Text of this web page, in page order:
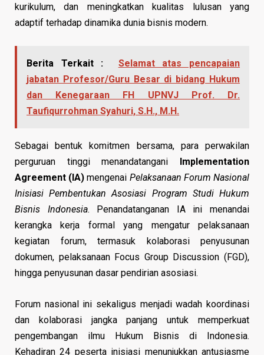
kurikulum, dan meningkatkan kualitas lulusan yang
adaptif terhadap dinamika dunia bisnis modern.
Berita Terkait :
Selamat atas pencapaian
jabatan Profesor/Guru Besar di bidang Hukum
dan Kenegaraan FH UPNVJ Prof. Dr.
Taufiqurrohman Syahuri, S.H., M.H.
Sebagai bentuk komitmen bersama, para perwakilan
perguruan tinggi menandatangani Implementation
Agreement (IA) mengenai Pelaksanaan Forum Nasional
Inisiasi Pembentukan Asosiasi Program Studi Hukum
Bisnis Indonesia. Penandatanganan IA ini menandai
kerangka kerja formal yang mengatur pelaksanaan
kegiatan forum, termasuk kolaborasi penyusunan
dokumen, pelaksanaan Focus Group Discussion (FGD),
hingga penyusunan dasar pendirian asosiasi.
Forum nasional ini sekaligus menjadi wadah koordinasi
dan kolaborasi jangka panjang untuk memperkuat
pengembangan ilmu Hukum Bisnis di Indonesia.
Kehadiran 24 peserta inisiasi menunjukkan antusiasme